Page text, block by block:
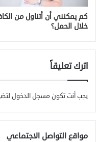
كم يمكنني أن أتناول من
خلال الحمل؟
اترك تعليقاً
يجب أنت تكون مسجل الدخول
مواقع التواصل الاجتماعي